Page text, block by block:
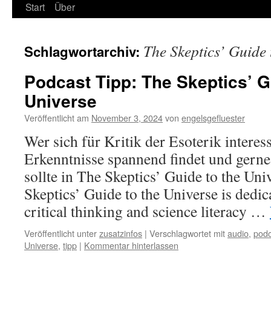
Start Über
Schlagwortarchiv: The Skeptics’
Podcast Tipp: The Skeptics’
Universe
Veröffentlicht am November 3, 2024von engelsgefluester
Wer sich für Kritik der Esoterik
Erkenntnisse spannend findet und
sollte in The Skeptics’ Guide to the
Skeptics’ Guide to the Universe is
critical thinking and science literacy …
Veröffentlicht unterzusatzinfos | Verschlagwortet mitaudio,
Universe, tipp | Kommentar hinterlassen